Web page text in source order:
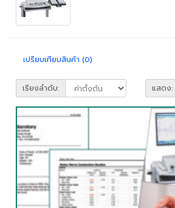
เปรียบเทียบสินค้า (0)
เรียงลำดับ: แสดง: